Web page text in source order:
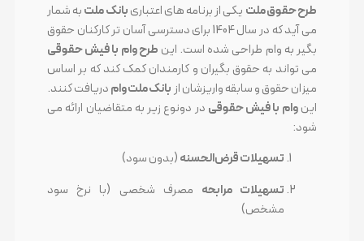
طرح حقوق ملت یکی از برنامه های اعتباریبانک ملتبه شمار
می آید که در سال 1404 برای دسترسی آسان تر کارکنان حقوق
بگیر به وام طراحی شده است. این طرح وام با فیش حقوقی
می تواند به حقوق بگیران و کارمندان کمک کند که بر اساس
میزان حقوق و سابقه واریزشان از بانک ملت وامدریافت کنند.
اینوام با فیش حقوقی در دونوع زیر به متقاضیان ارائه می
شود:
تسهیلات قرض‌الحسنه(بدون سود)
تسهیلات مرابحه مصرف شخصی (با نرخ سود
مشخص)